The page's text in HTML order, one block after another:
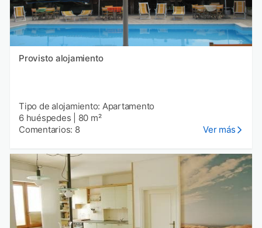
Provisto alojamiento
Tipo de alojamiento: Apartamento
6 huéspedes
80 m²
Comentarios: 8
Ver más